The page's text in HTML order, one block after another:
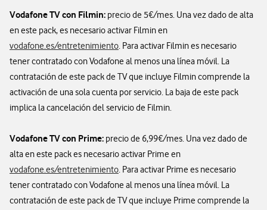
Vodafone TV con Filmin: precio de 5€/mes. Una vez dado de alta
en este pack, es necesario activar Filmin en
vodafone.es/entretenimiento. Para activar Filmin es necesario
tener contratado con Vodafone al menos una línea móvil. La
contratación de este pack de TV que incluye Filmin comprende la
activación de una sola cuenta por servicio. La baja de este pack
implica la cancelación del servicio de Filmin.
Vodafone TV con Prime: precio de 6,99€/mes. Una vez dado de
alta en este pack es necesario activar Prime en
vodafone.es/entretenimiento. Para activar Prime es necesario
tener contratado con Vodafone al menos una línea móvil. La
contratación de este pack de TV que incluye Prime comprende la